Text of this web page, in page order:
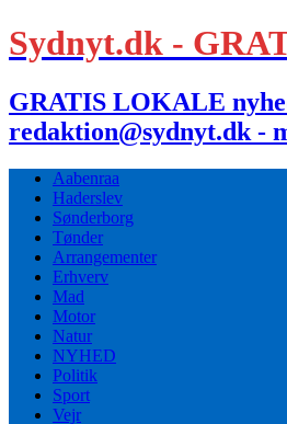
Sydnyt.dk -
GRATIS LOKALE
redaktion@sydnyt.dk -
Aabenraa
Haderslev
Sønderborg
Tønder
Arrangementer
Erhverv
Mad
Motor
Natur
NYHED
Politik
Sport
Vejr